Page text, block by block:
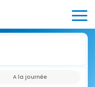
A la journée